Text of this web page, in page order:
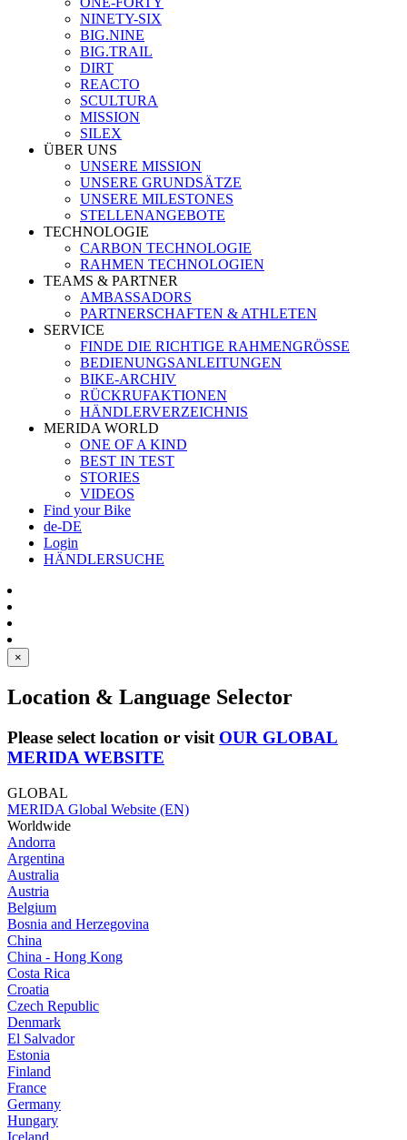
NINETY-SIX
BIG.NINE
BIG.TRAIL
DIRT
REACTO
SCULTURA
MISSION
SILEX
ÜBER UNS
UNSERE MISSION
UNSERE GRUNDSÄTZE
UNSERE MILESTONES
STELLENANGEBOTE
TECHNOLOGIE
CARBON TECHNOLOGIE
RAHMEN TECHNOLOGIEN
TEAMS & PARTNER
AMBASSADORS
PARTNERSCHAFTEN & ATHLETEN
SERVICE
FINDE DIE RICHTIGE RAHMENGRÖSSE
BEDIENUNGSANLEITUNGEN
BIKE-ARCHIV
RÜCKRUFAKTIONEN
HÄNDLERVERZEICHNIS
MERIDA WORLD
ONE OF A KIND
BEST IN TEST
STORIES
VIDEOS
Find your Bike
de-DE
Login
HÄNDLERSUCHE
×
Location & Language Selector
Please select location or visit OUR GLOBAL
MERIDA WEBSITE
GLOBAL
MERIDA Global Website (EN)
Worldwide
Andorra
Argentina
Australia
Austria
Belgium
Bosnia and Herzegovina
China
China - Hong Kong
Costa Rica
Croatia
Czech Republic
Denmark
El Salvador
Estonia
Finland
France
Germany
Hungary
Iceland